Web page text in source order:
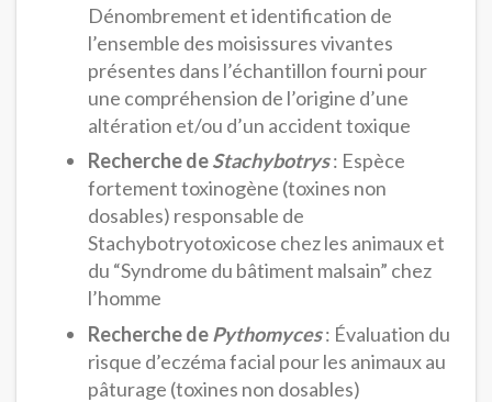
Dénombrement et identification de
l’ensemble des moisissures vivantes
présentes dans l’échantillon fourni pour
une compréhension de l’origine d’une
altération et/ou d’un accident toxique
Recherche deStachybotrys: Espèce
fortement toxinogène (toxines non
dosables) responsable de
Stachybotryotoxicose chez les animaux et
du “Syndrome du bâtiment malsain” chez
l’homme
Recherche dePythomyces: Évaluation du
risque d’eczéma facial pour les animaux au
pâturage (toxines non dosables)